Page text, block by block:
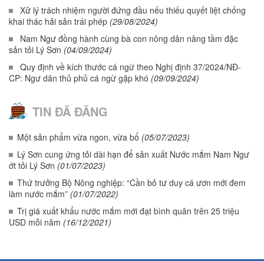
Xử lý trách nhiệm người đứng đầu nếu thiếu quyết liệt chống
khai thác hải sản trái phép (29/08/2024)
Nam Ngư đồng hành cùng bà con nông dân nâng tầm đặc
sản tỏi Lý Sơn (04/09/2024)
Quy định về kích thước cá ngừ theo Nghị định 37/2024/NĐ-
CP: Ngư dân thủ phủ cá ngừ gặp khó (09/09/2024)
TIN ĐÃ ĐĂNG
Một sản phẩm vừa ngon, vừa bổ (05/07/2023)
Lý Sơn cung ứng tỏi dài hạn để sản xuất Nước mắm Nam Ngư
ớt tỏi Lý Sơn (01/07/2023)
Thứ trưởng Bộ Nông nghiệp: “Cần bỏ tư duy cá ươn mới đem
làm nước mắm” (01/07/2022)
Trị giá xuất khẩu nước mắm mới đạt bình quân trên 25 triệu
USD mỗi năm (16/12/2021)